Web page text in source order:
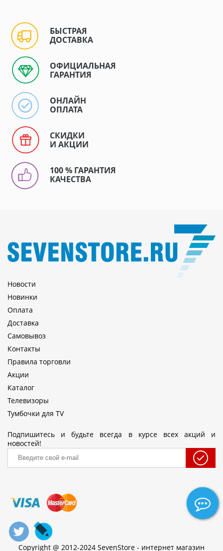
БЫСТРАЯ
ДОСТАВКА
ОФИЦИАЛЬНАЯ
ГАРАНТИЯ
ОНЛАЙН
ОПЛАТА
СКИДКИ
И АКЦИИ
100 % ГАРАНТИЯ
КАЧЕСТВА
Новости
Новинки
Оплата
Доставка
Самовывоз
Контакты
Правила торговли
Акции
Каталог
Телевизоры
Тумбочки для TV
Подпишитесь и будьте всегда в курсе всех акций и
новостей!
Copyright @ 2012-2024 SevenStore - интернет магазин